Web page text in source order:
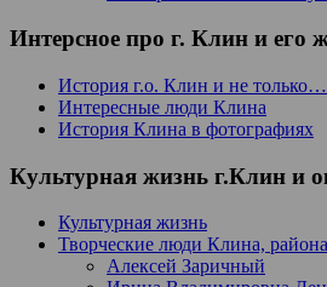
Интерсное про г. Клин и его
История г.о. Клин и не только…
Интересные люди Клина
История Клина в фотографиях
Культурная жизнь г.Клин и
Культурная жизнь
Творческие люди Клина,
Алексей Заричный